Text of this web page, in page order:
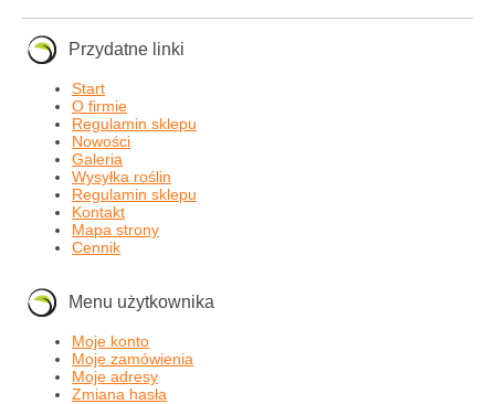
Przydatne linki
Start
O firmie
Regulamin sklepu
Nowości
Galeria
Wysyłka roślin
Regulamin sklepu
Kontakt
Mapa strony
Cennik
Menu użytkownika
Moje konto
Moje zamówienia
Moje adresy
Zmiana hasła